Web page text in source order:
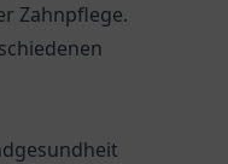
Zahnpflege.